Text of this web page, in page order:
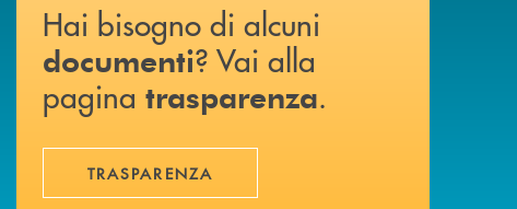
Hai bisogno di alcuni
documenti? Vai alla
pagina trasparenza.
TRASPARENZA